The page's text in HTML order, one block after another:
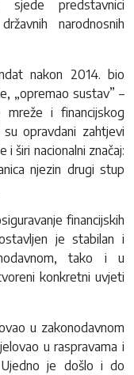
sjede predstavnici
narodnosnih
nakon 2014. bio
„opremao sustav” –
i financijskog
opravdani zahtjevi
širi nacionalni značaj:
njezin drugi stup
financijskih
je stabilan i
tako i u
konkretni uvjeti
u zakonodavnom
u raspravama i
je došlo i do